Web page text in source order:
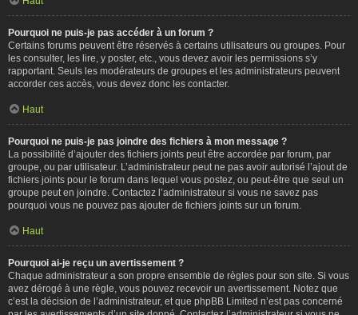
Pourquoi ne puis-je pas accéder à un forum ?
Certains forums peuvent être réservés à certains utilisateurs ou groupes. Pour
les consulter, les lire, y poster, etc., vous devez avoir les permissions s’y
rapportant. Seuls les modérateurs de groupes et les administrateurs peuvent
accorder ces accès, vous devez donc les contacter.
Haut
Pourquoi ne puis-je pas joindre des fichiers à mon message ?
La possibilité d’ajouter des fichiers joints peut être accordée par forum, par
groupe, ou par utilisateur. L’administrateur peut ne pas avoir autorisé l’ajout de
fichiers joints pour le forum dans lequel vous postez, ou peut-être que seul un
groupe peut en joindre. Contactez l’administrateur si vous ne savez pas
pourquoi vous ne pouvez pas ajouter de fichiers joints sur un forum.
Haut
Pourquoi ai-je reçu un avertissement ?
Chaque administrateur a son propre ensemble de règles pour son site. Si vous
avez dérogé à une règle, vous pouvez recevoir un avertissement. Notez que
c’est la décision de l’administrateur, et que phpBB Limited n’est pas concerné